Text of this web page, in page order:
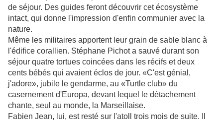
de séjour. Des guides feront découvrir cet écosystème
intact, qui donne l'impression d'enfin communier avec la
nature.
Même les militaires apportent leur grain de sable blanc à
l'édifice corallien. Stéphane Pichot a sauvé durant son
séjour quatre tortues coincées dans les récifs et deux
cents bébés qui avaient éclos de jour. «C'est génial,
j'adore», jubile le gendarme, au «Turtle club» du
casernement d'Europa, devant lequel le détachement
chante, seul au monde, la Marseillaise.
Fabien Jean, lui, est resté sur l'atoll trois mois de suite. Il